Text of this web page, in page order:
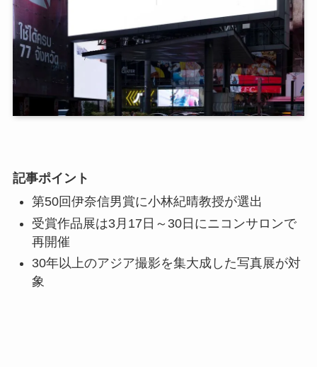
記事ポイント
第50回伊奈信男賞に小林紀晴教授が選出
受賞作品展は3月17日～30日にニコンサロンで
再開催
30年以上のアジア撮影を集大成した写真展が対
象